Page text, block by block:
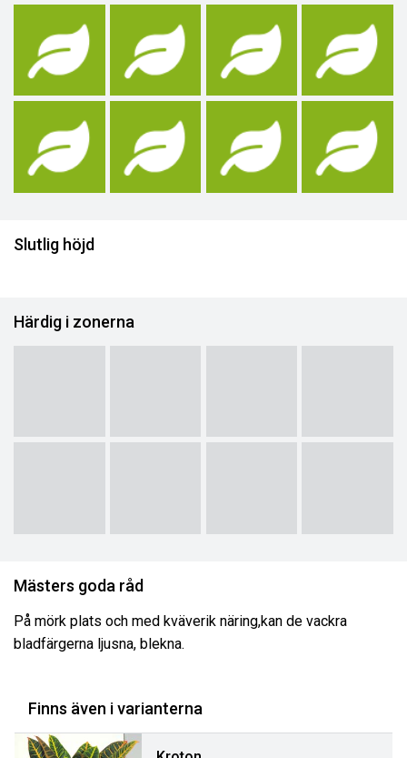
Slutlig höjd
Härdig i zonerna
Mästers goda råd
På mörk plats och med kväverik näring,kan de vackra
bladfärgerna ljusna, blekna.
Finns även i varianterna